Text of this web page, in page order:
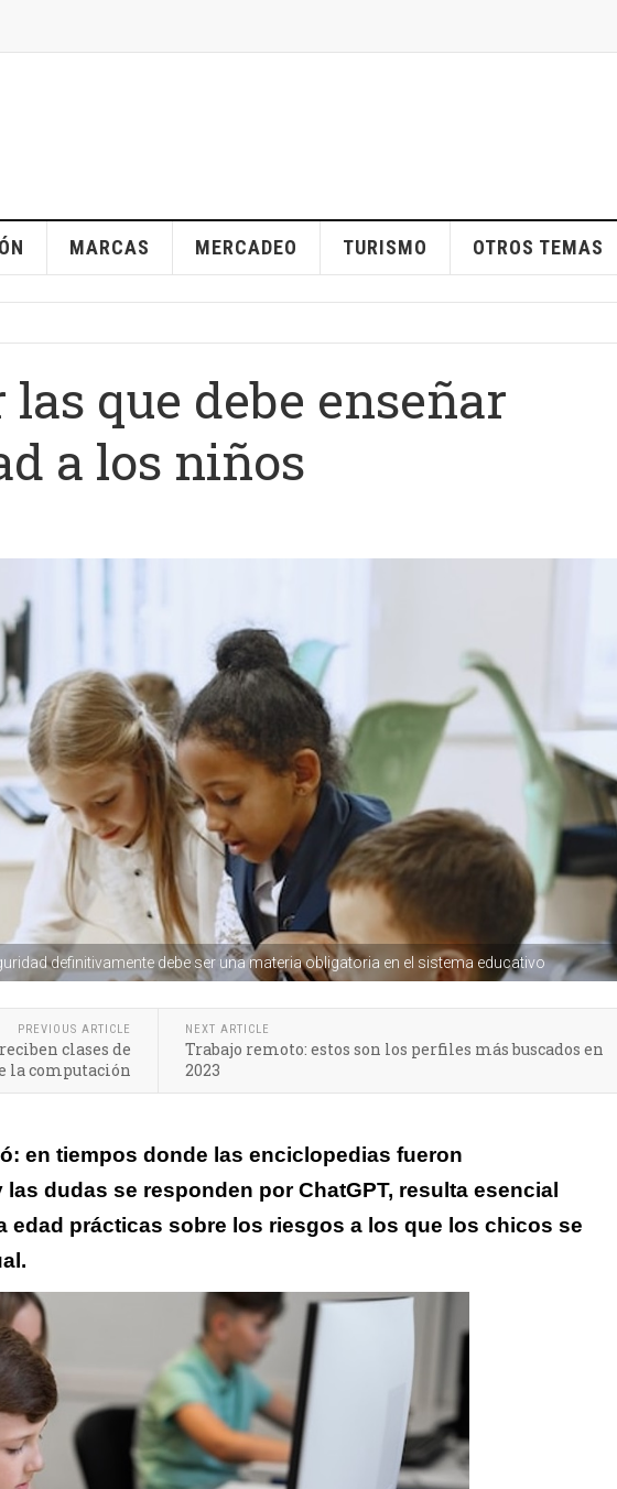
MARCAS MERCADEO TURISMO OTROS TEMAS
que debe enseñar
a los niños
definitivamente debe ser una materia obligatoria en el sistema educativo
PREVIOUS ARTICLE
clases de
la computación
NEXT ARTICLE
Trabajo remoto: estos son los perfiles más buscados en
2023
en tiempos donde las enciclopedias fueron
dudas se responden por ChatGPT, resulta esencial
edad prácticas sobre los riesgos a los que los chicos se